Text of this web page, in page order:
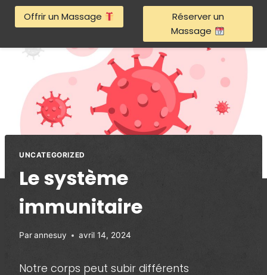
Aller
UNCATEGORIZED
Le système
immunitaire
Parannesuy avril 14, 2024
Notre corps peut subir différents
Offrir un Massage
Réserver un
Massage